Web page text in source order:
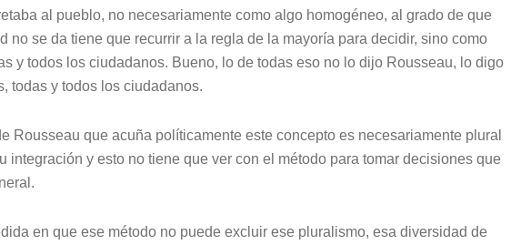
al pueblo, no necesariamente como algo homogéneo, al grado de que
no se da tiene que recurrir a la regla de la mayoría para decidir, sino como
y todos los ciudadanos. Bueno, lo de todas eso no lo dijo Rousseau, lo digo
todas y todos los ciudadanos.
Rousseau que acuña políticamente este concepto es necesariamente plural
integración y esto no tiene que ver con el método para tomar decisiones que
en que ese método no puede excluir ese pluralismo, esa diversidad de